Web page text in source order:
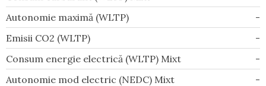
Autonomie maximă (WLTP)
-
Emisii CO2 (WLTP)
-
Consum energie electrică (WLTP) Mixt
-
Autonomie mod electric (NEDC) Mixt
-